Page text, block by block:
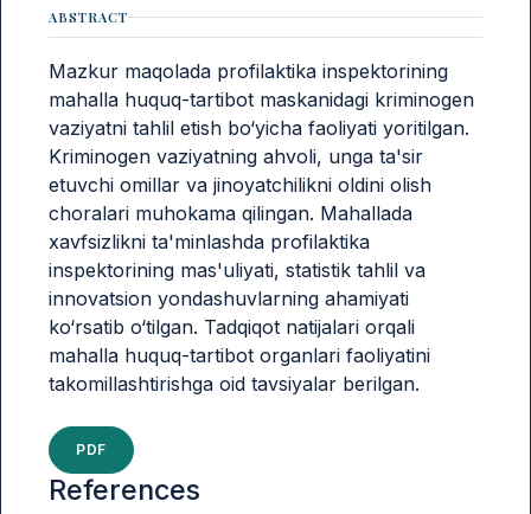
ABSTRACT
Mazkur maqolada profilaktika inspektorining
mahalla huquq-tartibot maskanidagi kriminogen
vaziyatni tahlil etish bo‘yicha faoliyati yoritilgan.
Kriminogen vaziyatning ahvoli, unga ta'sir
etuvchi omillar va jinoyatchilikni oldini olish
choralari muhokama qilingan. Mahallada
xavfsizlikni ta'minlashda profilaktika
inspektorining mas'uliyati, statistik tahlil va
innovatsion yondashuvlarning ahamiyati
ko‘rsatib o‘tilgan. Tadqiqot natijalari orqali
mahalla huquq-tartibot organlari faoliyatini
takomillashtirishga oid tavsiyalar berilgan.
PDF
References